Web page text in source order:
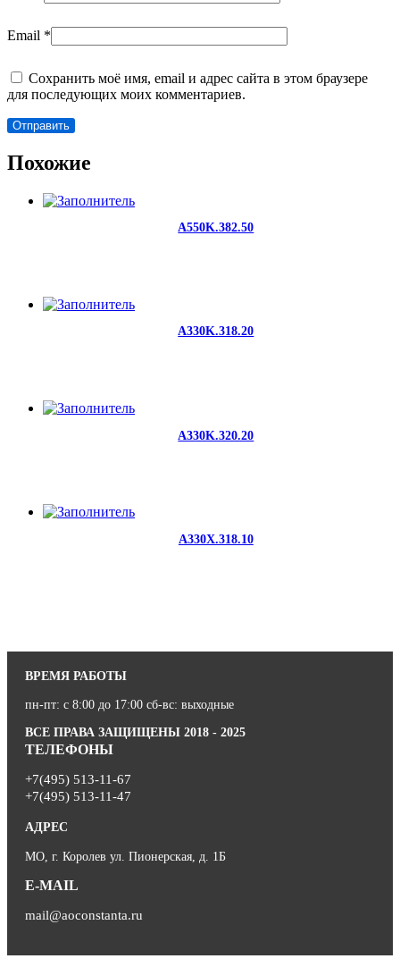
Email *
Сохранить моё имя, email и адрес сайта в этом браузере
для последующих моих комментариев.
Похожие
A550K.382.50
A330K.318.20
A330K.320.20
A330X.318.10
ВРЕМЯ РАБОТЫ
пн-пт: с 8:00 до 17:00 сб-вс: выходные
ВСЕ ПРАВА ЗАЩИЩЕНЫ 2018 - 2025
ТЕЛЕФОНЫ
+7(495) 513-11-67
+7(495) 513-11-47
АДРЕС
МО, г. Королев ул. Пионерская, д. 1Б
E-MAIL
mail@aoconstanta.ru